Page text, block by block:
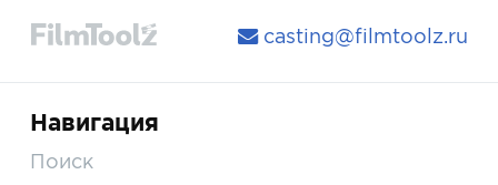
casting@filmtoolz.ru
Навигация
Поиск